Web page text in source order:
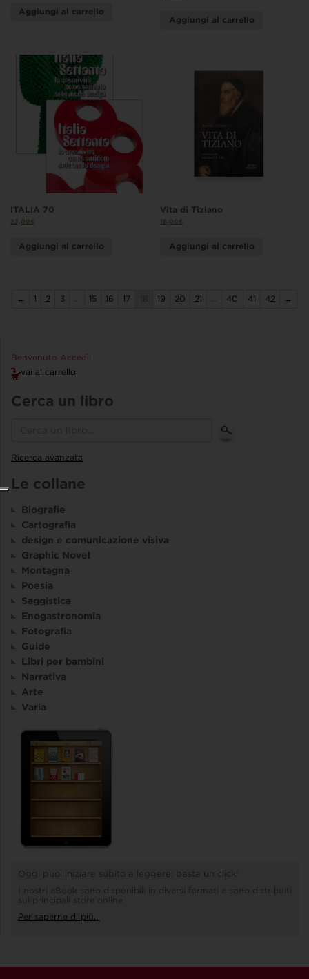
Aggiungi al carrello
Aggiungi al carrello
ITALIA 70
33,00€
Aggiungi al carrello
Vita di Tiziano
18,00€
Aggiungi al carrello
← 1 2 3 … 15 16 17 19 20 21 … 40 41 42 →
Benvenuto Accedi!
vai al carrello
Cerca un libro
Ricerca avanzata
Le collane
Biografie
Cartografia
design e comunicazione visiva
Graphic Novel
Montagna
Poesia
Saggistica
Enogastronomia
Fotografia
Guide
Libri per bambini
Narrativa
Arte
Varia
Oggi puoi iniziare subito a leggere: basta un click!
I nostri eBook sono disponibili in diversi formati e sono distribuiti
sui principali store online
Per saperne di più...